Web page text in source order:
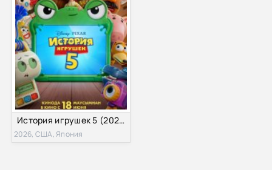
История игрушек 5 (2026)
2026, США, Япония